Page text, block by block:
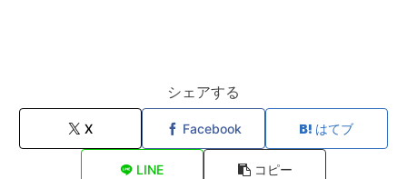
シェアする
X Facebook はてブ
LINE コピー